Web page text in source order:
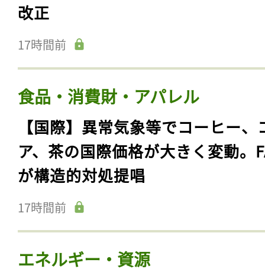
改正
17時間前
食品・消費財・アパレル
【国際】異常気象等でコーヒー、
ア、茶の国際価格が大きく変動。
が構造的対処提唱
17時間前
エネルギー・資源